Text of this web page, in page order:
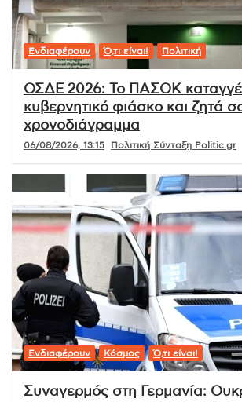
Ενδιαφέρουν Ό,τι είναι! Πολιτική
ΟΣΔΕ 2026: Το ΠΑΣΟΚ
κυβερνητικό φιάσκο και ζητά
χρονοδιάγραμμα
06/08/2026, 13:15 Πολιτική Σύνταξη Politic.gr
Ενδιαφέρουν Κόσμος Ό,τι είναι!
Συναγερμός στη Γερμανία: